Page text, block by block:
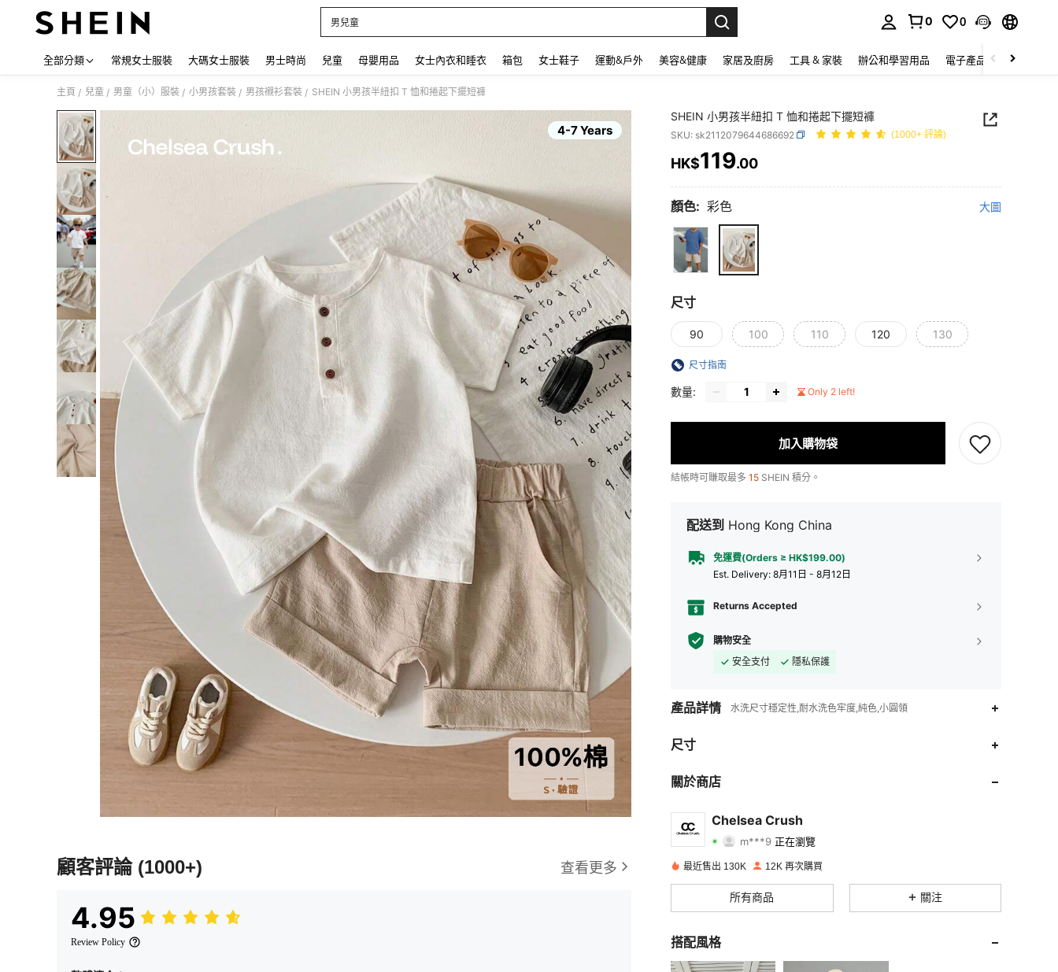
男兒童
0 0
全部分類 常規女士服裝 大碼女士服裝 男士時尚 兒童 母嬰用品 女士內衣和睡衣 箱包 女士鞋子 運動&戶外 美容&健康 家居及廚房 工具 & 家裝 辦公和學習用品 電子產品 玩具
主頁 / 兒童 / 男童（小）服裝 / 小男孩套裝 / 男孩襯衫套裝 / SHEIN 小男孩半紐扣 T 恤和捲起下擺短褲
4-7 Years
顧客評論 (1000+) 查看更多
4.95
Review Policy
SHEIN 小男孩半紐扣 T 恤和捲起下擺短褲
SKU: sk2112079644686692 (1000+ 評論)
PRICE AND AVAILABILITY
HK$119.00
顏色: 彩色 大圖
尺寸
90 100 110 120 130
尺寸指南
數量: Only 2 left!
加入購物袋
結帳時可賺取最多 15 SHEIN 積分。
配送到 Hong Kong China
免運費(Orders ≥ HK$199.00)
​Est. Delivery: 8月11日 - 8月12日
Returns Accepted
購物安全
安全支付
隱私保護
產品詳情 水洗尺寸穩定性,耐水洗色牢度,純色,小圓領
尺寸
關於商店
Chelsea Crush
m***9 正在瀏覽
4.87 評分 34商品
4.87 34 11K
4.87
最近售出 130K 12K 再次購買
所有商品 關注
搭配風格